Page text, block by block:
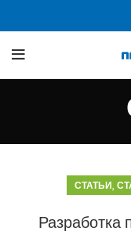
СТАТЬИ,
Разработка